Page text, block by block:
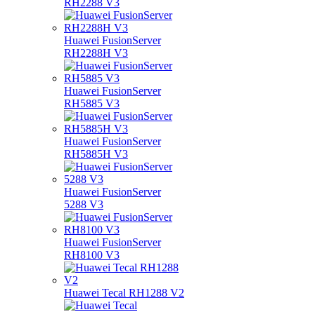
RH2288 V3
Huawei FusionServer
RH2288H V3
Huawei FusionServer
RH5885 V3
Huawei FusionServer
RH5885H V3
Huawei FusionServer
5288 V3
Huawei FusionServer
RH8100 V3
Huawei Tecal RH1288 V2